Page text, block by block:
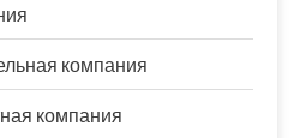
компания
компания